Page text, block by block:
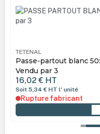
TETENAL
Passe-partout blanc
Vendu par 3
16,02 € HT
Soit 5,34 € HT l' unité
Rupture fabricant